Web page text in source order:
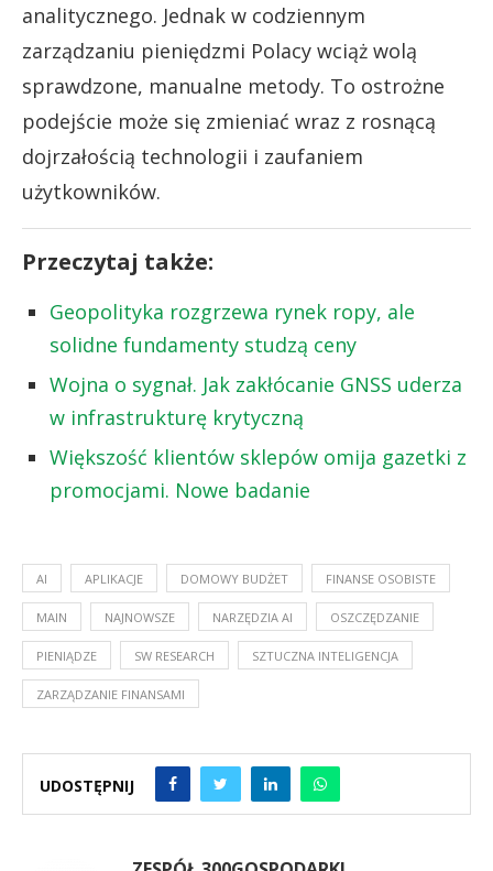
analitycznego. Jednak w codziennym
zarządzaniu pieniędzmi Polacy wciąż wolą
sprawdzone, manualne metody. To ostrożne
podejście może się zmieniać wraz z rosnącą
dojrzałością technologii i zaufaniem
użytkowników.
Przeczytaj także:
Geopolityka rozgrzewa rynek ropy, ale
solidne fundamenty studzą ceny
Wojna o sygnał. Jak zakłócanie GNSS uderza
w infrastrukturę krytyczną
Większość klientów sklepów omija gazetki z
promocjami. Nowe badanie
AI APLIKACJE DOMOWY BUDŻET FINANSE OSOBISTE
MAIN NAJNOWSZE NARZĘDZIA AI OSZCZĘDZANIE
PIENIĄDZE SW RESEARCH SZTUCZNA INTELIGENCJA
ZARZĄDZANIE FINANSAMI
UDOSTĘPNIJ